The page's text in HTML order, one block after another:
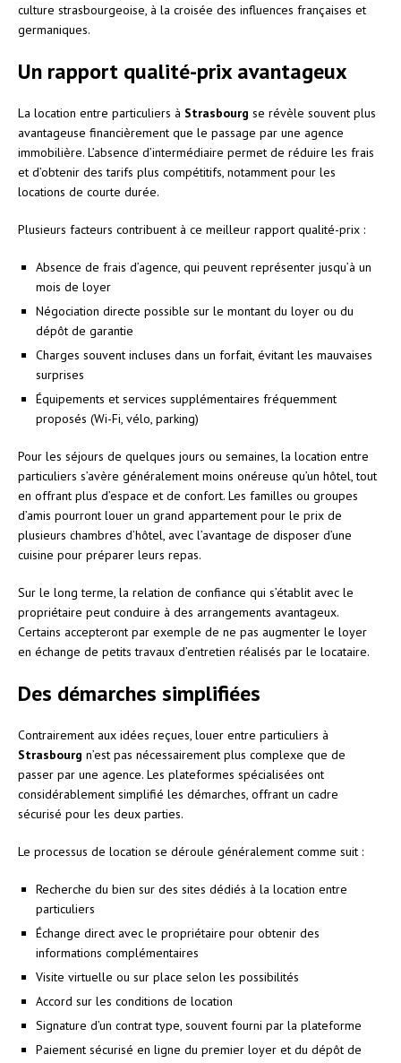
culture strasbourgeoise, à la croisée des influences françaises et
germaniques.
Un rapport qualité-prix avantageux
La location entre particuliers à Strasbourg se révèle souvent plus
avantageuse financièrement que le passage par une agence
immobilière. L’absence d’intermédiaire permet de réduire les frais
et d’obtenir des tarifs plus compétitifs, notamment pour les
locations de courte durée.
Plusieurs facteurs contribuent à ce meilleur rapport qualité-prix :
Absence de frais d’agence, qui peuvent représenter jusqu’à un
mois de loyer
Négociation directe possible sur le montant du loyer ou du
dépôt de garantie
Charges souvent incluses dans un forfait, évitant les mauvaises
surprises
Équipements et services supplémentaires fréquemment
proposés (Wi-Fi, vélo, parking)
Pour les séjours de quelques jours ou semaines, la location entre
particuliers s’avère généralement moins onéreuse qu’un hôtel, tout
en offrant plus d’espace et de confort. Les familles ou groupes
d’amis pourront louer un grand appartement pour le prix de
plusieurs chambres d’hôtel, avec l’avantage de disposer d’une
cuisine pour préparer leurs repas.
Sur le long terme, la relation de confiance qui s’établit avec le
propriétaire peut conduire à des arrangements avantageux.
Certains accepteront par exemple de ne pas augmenter le loyer
en échange de petits travaux d’entretien réalisés par le locataire.
Des démarches simplifiées
Contrairement aux idées reçues, louer entre particuliers à
Strasbourg n’est pas nécessairement plus complexe que de
passer par une agence. Les plateformes spécialisées ont
considérablement simplifié les démarches, offrant un cadre
sécurisé pour les deux parties.
Le processus de location se déroule généralement comme suit :
Recherche du bien sur des sites dédiés à la location entre
particuliers
Échange direct avec le propriétaire pour obtenir des
informations complémentaires
Visite virtuelle ou sur place selon les possibilités
Accord sur les conditions de location
Signature d’un contrat type, souvent fourni par la plateforme
Paiement sécurisé en ligne du premier loyer et du dépôt de